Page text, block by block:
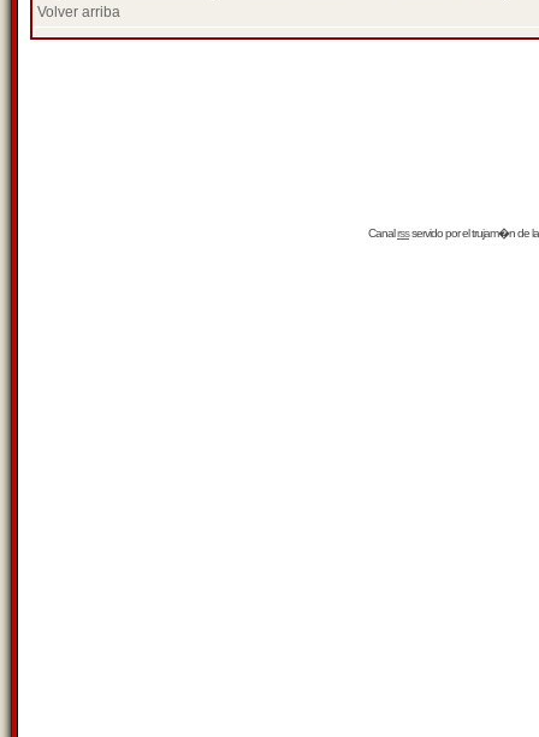
Volver arriba
Canalrssservido por eltrujam�nde